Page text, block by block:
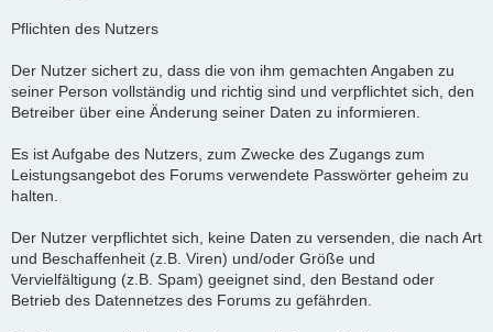
Pflichten des Nutzers
Der Nutzer sichert zu, dass die von ihm gemachten Angaben zu
seiner Person vollständig und richtig sind und verpflichtet sich, den
Betreiber über eine Änderung seiner Daten zu informieren.
Es ist Aufgabe des Nutzers, zum Zwecke des Zugangs zum
Leistungsangebot des Forums verwendete Passwörter geheim zu
halten.
Der Nutzer verpflichtet sich, keine Daten zu versenden, die nach Art
und Beschaffenheit (z.B. Viren) und/oder Größe und
Vervielfältigung (z.B. Spam) geeignet sind, den Bestand oder
Betrieb des Datennetzes des Forums zu gefährden.